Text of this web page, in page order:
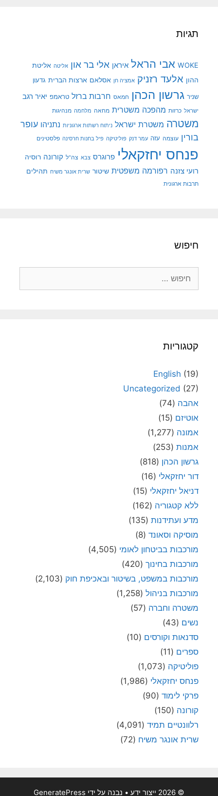
תגיות
WOKE אבי הראל איראן אלי בר און אליטה אליטת
ההון אלעד רזניק אמציה חן אסלאם ארצות הברית גדעון
שניר גרשון הכהן חמאס חרבות ברזל טראמפ יאיר רגב
ישראל כרזות מהפכה משטרית מחאה מלחמה מנהיגות
משטרה משטרת ישראל ניתוח רשתות ארגוניות נתניהו עופר
בורין עוצמה עזה עמר דנק פוליטיקה פיל בחנות חרסינה פלסטינים
פנחס יחזקאלי פרוגרס צבא צה"ל קורונה רוסיה
רועי צזנה רפורמה משפטית שיטור שרית אונגר משיח תהילים
תרבות ארגונית
חיפוש
קטגוריות
English (19)
Uncategorized (27)
אהבה (74)
אוטיזם (15)
אמונה (1,277)
אמנות (253)
גרשון הכהן (818)
דור יחזקאלי (16)
דניאל יחזקאלי (15)
ללא קטגוריה (162)
מדע ועתידנות (135)
מוסיקה וסאונד (8)
מורכבות בביטחון לאומי (4,505)
מורכבות בחינוך (420)
מורכבות במשפט, בשיטור ובאכיפת חוק (2,103)
מורכבות בניהול (1,258)
משטרה וחברה (57)
נשים (43)
סדנאות וקורסים (10)
ספרים (11)
פוליטיקה (1,073)
פנחס יחזקאלי (1,986)
פרקי לימוד (90)
קורונה (150)
רלוונטיים תמיד (4,091)
שרית אונגר משיח (72)
© 2026 ייצור ידע • נבנה על ידי GeneratePress